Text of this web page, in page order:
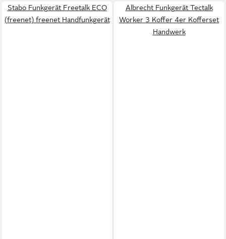
Stabo Funkgerät Freetalk ECO
(freenet) freenet Handfunkgerät
Albrecht Funkgerät Tectalk
Worker 3 Koffer 4er Kofferset
Handwerk